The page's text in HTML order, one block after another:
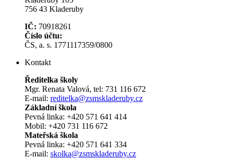
756 43 Kladeruby
IČ: 70918261
Číslo účtu:
ČS, a. s. 1771117359/0800
Kontakt
Ředitelka školy
Mgr. Renata Valová, tel: 731 116 672
E-mail: reditelka@zsmskladeruby.cz
Základní škola
Pevná linka: +420 571 641 414
Mobil: +420 731 116 672
Mateřská škola
Pevná linka: +420 571 641 334
E-mail: skolka@zsmskladeruby.cz